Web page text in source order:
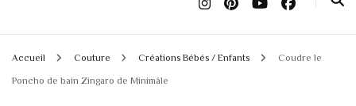
Accueil Couture Créations Bébés / Enfants Coudre le
Poncho de bain Zingaro de Minimâle